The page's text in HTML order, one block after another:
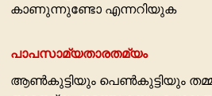
കാണുന്നുണ്ടോ എന്നറിയുക
പാപസാമ്യതാരതമ്യം
ആണ്‍കുട്ടിയും പെണ്‍കുട്ടിയും